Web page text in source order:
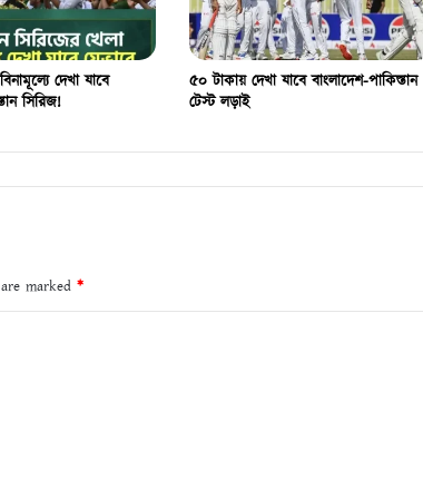
দেখা যাবে
সিরিজ!
৫০ টাকায় দেখা যাবে বাংলাদেশ-পাকিস্তান
টেস্ট লড়াই
marked *